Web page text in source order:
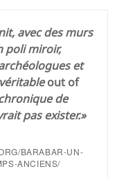
avec des murs
poli miroir,
et
out of
de
pas exister.»
BARABAR-UN-
ANCIENS/